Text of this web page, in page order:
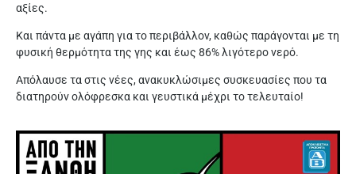
αξίες.
Και πάντα με αγάπη για το περιβάλλον, καθώς παράγονται με τη
φυσική θερμότητα της γης και έως 86% λιγότερο νερό.
Απόλαυσε τα στις νέες, ανακυκλώσιμες συσκευασίες που τα
διατηρούν ολόφρεσκα και γευστικά μέχρι το τελευταίο!